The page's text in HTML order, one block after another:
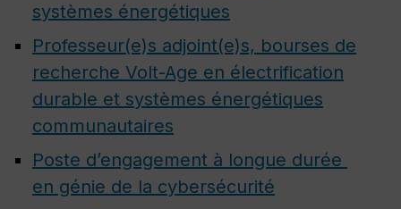
systèmes énergétiques
Professeur(e)s adjoint(e)s, bourses de
recherche Volt-Age en électrification
durable et systèmes énergétiques
communautaires
Poste d’engagement à longue durée ​
en génie de la cybersécurité​